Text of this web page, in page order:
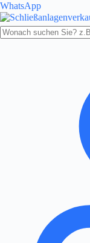
WhatsApp
Produkte
durchsuchen